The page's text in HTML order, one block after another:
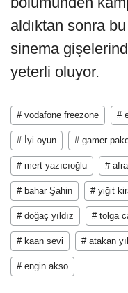
aldıktan sonra
sinema
yeterli oluyor.
# vodafone freezone #
# İyi oyun # gamer
# mert yazıcıoğlu #
# bahar Şahin # yiğit
# doğaç yıldız # tolga
# kaan sevi # atakan
# engin akso